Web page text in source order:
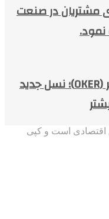
مشتریان در صنعت
معرفی کرکره فولادی اوکر (OKER)؛ نسل جدید
اقتصادی است و کپی